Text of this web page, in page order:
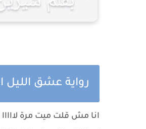
رواية عشق
انا مش قلت ميت مرة